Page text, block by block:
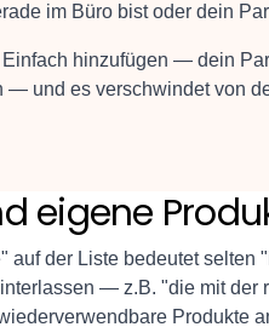
im Büro bist oder dein
hinzufügen — dein
— und es verschwindet von
eigene
auf der Liste bedeutet
— z.B. "die mit der
Produkte